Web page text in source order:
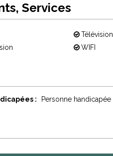
Services
Télévision
WIFI
: Personne handicapée